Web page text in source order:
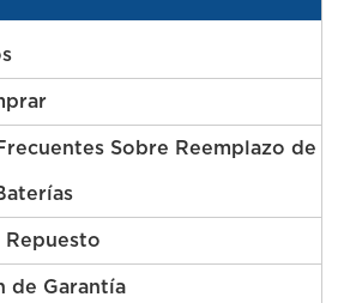
Sobre Reemplazo de
Repuesto
de Garantía